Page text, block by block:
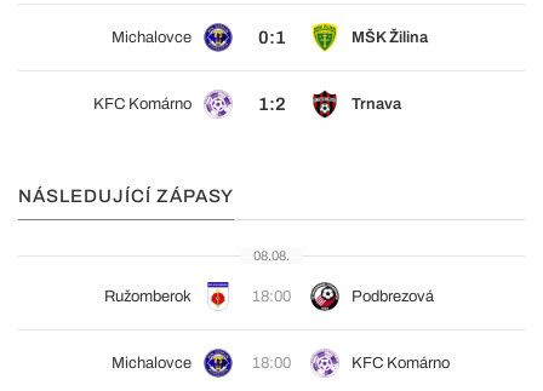
Michalovce 0:1 MŠK Žilina
KFC Komárno 1:2 Trnava
NÁSLEDUJÍCÍ ZÁPASY
08.08.
Ružomberok 18:00 Podbrezová
Michalovce 18:00 KFC Komárno